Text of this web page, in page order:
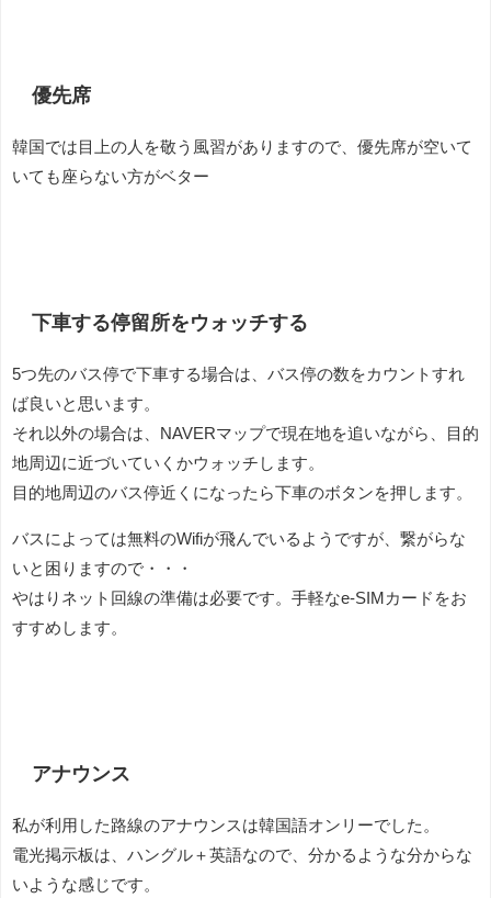
優先席
韓国では目上の人を敬う風習がありますので、優先席が空いて
いても座らない方がベター
下車する停留所をウォッチする
5つ先のバス停で下車する場合は、バス停の数をカウントすれ
ば良いと思います。
それ以外の場合は、NAVERマップで現在地を追いながら、目的
地周辺に近づいていくかウォッチします。
目的地周辺のバス停近くになったら下車のボタンを押します。
バスによっては無料のWifiが飛んでいるようですが、繋がらな
いと困りますので・・・
やはりネット回線の準備は必要です。手軽なe-SIMカードをお
すすめします。
アナウンス
私が利用した路線のアナウンスは韓国語オンリーでした。
電光掲示板は、ハングル＋英語なので、分かるような分からな
いような感じです。